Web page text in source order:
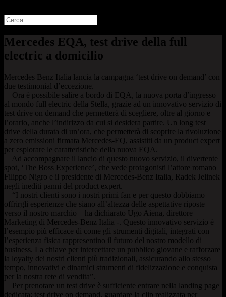
Mercedes EQA, test drive della full
electric a domicilio
Mercedes Benz Italia lancia la campagna ‘test drive on demand’ con
due testimonial d’eccezione.
Ora è possibile salire a bordo di EQA, la nuova porta d’ingresso
al mondo full electric della Stella, grazie ad un innovativo servizio di
test drive on demand che permetterà di scegliere, oltre al giorno e
l’orario, anche l’indirizzo da cui si desidera partire. Un long test
drive della durata di un’ora, che permetterà di scoprire la rivoluzione
a zero emissioni firmata Mercedes-EQ, assistiti da un product expert
per esplorare le caratteristiche della nuova EQA.
Ad accompagnare il lancio di questo nuovo servizio, il divertente
spot, ‘The Boss Experience’, che vede protagonisti l’attore romano
Filippo Nigro e il presidente di Mercedes-Benz Italia, Radek Jelinek
negli inediti panni del product expert.
“I nostri clienti sono i nostri primi fan e per questo dobbiamo
offrirgli esperienze che siano all’altezza delle aspettative riposte
verso il nostro marchio – ha dichiarato Ugo Aiena, direttore
Marketing di Mercedes-Benz Italia -. Questo innovativo servizio è
l’esempio più efficace di come gli strumenti digitali, integrati con
l’esperienza fisica rappresentino il futuro del nostro modello di
business. La chiave per intercettare un pubblico giovane e rafforzare
la loyalty dei nostri clienti più tradizionali, assicurando allo stesso
tempo, innovativi e dinamici strumenti di fidelizzazione e conquista
per la nostra rete di vendita”.
Per prenotare un test drive è sufficiente entrare nella landing page
dedicata: test drive on demand, guardare la clip realizzata per